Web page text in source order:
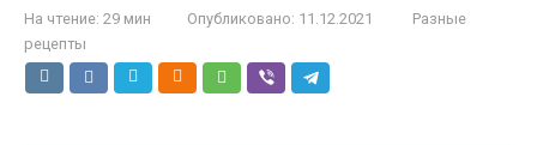
На чтение: 29 мин Опубликовано: 11.12.2021
Разные
рецепты